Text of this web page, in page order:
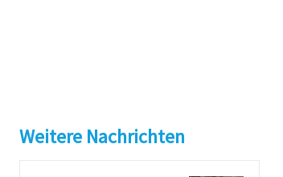
Weitere Nachrichten